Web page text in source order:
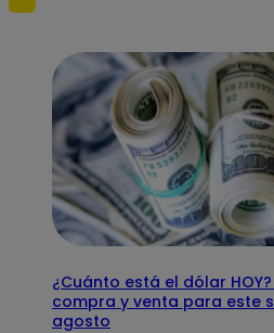
¿Cuánto está el dólar
compra y venta para este
agosto